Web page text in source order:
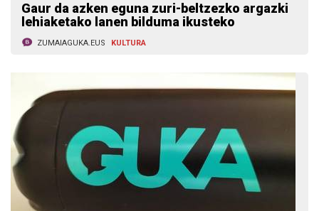
Gaur da azken eguna zuri-beltzezko argazki
lehiaketako lanen bilduma ikusteko
ZUMAIAGUKA.EUS KULTURA